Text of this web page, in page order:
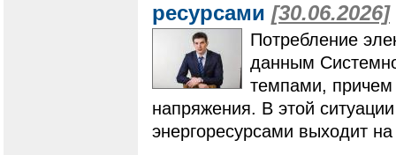
ресурсами [30.06.2026]
Потребление
данным
темпами, причем
напряжения. В этой
энергоресурсами выходит